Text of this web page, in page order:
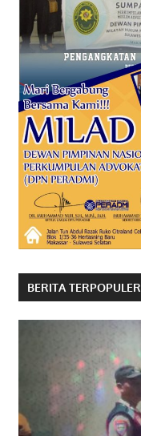
BERITA TERPOPULER